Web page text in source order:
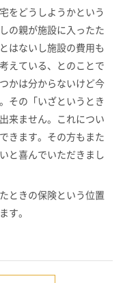
をどうしようかという
の親が施設に入ったた
はないし施設の費用も
えている、とのことで
かは分からないけど今
その「いざというとき
来ません。これについ
きます。その方もまた
と喜んでいただきまし
ときの保険という位置
す。